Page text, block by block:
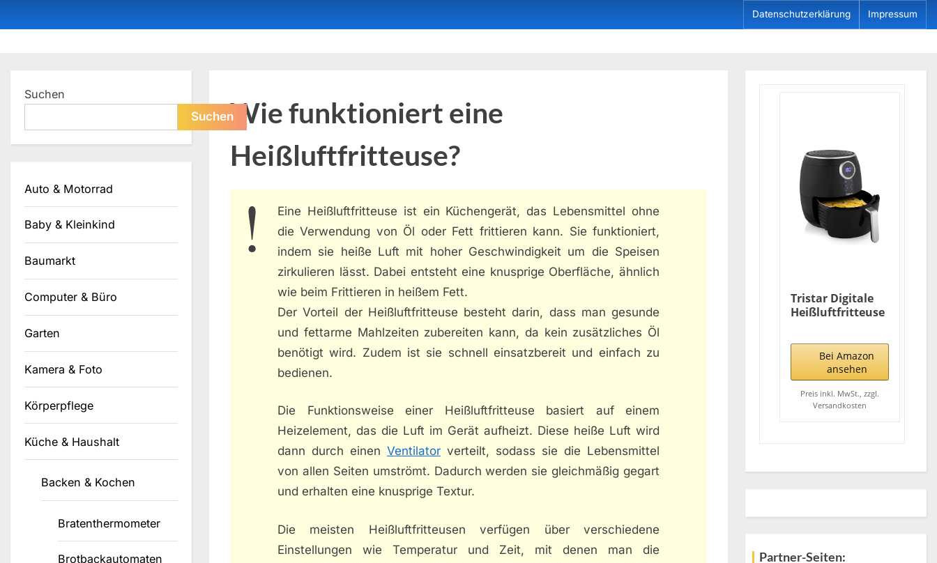
to
Datenschutzerklärung Impressum
Wie funktioniert eine
Heißluftfritteuse?
Eine Heißluftfritteuse ist ein Küchengerät, das Lebensmittel ohne
die Verwendung von Öl oder Fett frittieren kann. Sie funktioniert,
indem sie heiße Luft mit hoher Geschwindigkeit um die Speisen
zirkulieren lässt. Dabei entsteht eine knusprige Oberfläche, ähnlich
wie beim Frittieren in heißem Fett.
Der Vorteil der Heißluftfritteuse besteht darin, dass man gesunde
und fettarme Mahlzeiten zubereiten kann, da kein zusätzliches Öl
benötigt wird. Zudem ist sie schnell einsatzbereit und einfach zu
bedienen.
Die Funktionsweise einer Heißluftfritteuse basiert auf einem
Heizelement, das die Luft im Gerät aufheizt. Diese heiße Luft wird
dann durch einen Ventilator verteilt, sodass sie die Lebensmittel
von allen Seiten umströmt. Dadurch werden sie gleichmäßig gegart
und erhalten eine knusprige Textur.
Die meisten Heißluftfritteusen verfügen über verschiedene
Einstellungen wie Temperatur und Zeit, mit denen man die
Suchen
Suchen
Auto & Motorrad
Baby & Kleinkind
Baumarkt
Computer & Büro
Garten
Kamera & Foto
Körperpflege
Küche & Haushalt
Backen & Kochen
Bratenthermometer
Brotbackautomaten
Tristar Digitale
Heißluftfritteuse
weniger
Energieverbrauch
– Digitales
Display – 8
Programme –
Tristar Airfryer
Bei Amazon
ansehen
Preis inkl. MwSt., zzgl.
Versandkosten
Partner-Seiten: